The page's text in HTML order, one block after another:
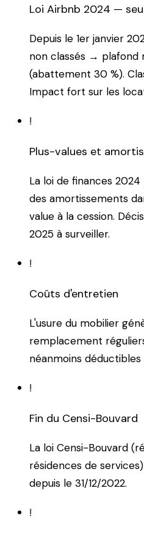
Loi Airbnb 2024 —
Depuis le 1er janvier
non classés → plafond
(abattement 30 %).
Impact fort sur les
!
Plus-values et
La loi de finances
des amortissements
value à la cession.
2025 à surveiller.
!
Coûts d'entretien
L'usure du mobilier
remplacement
néanmoins déductibles
!
Fin du Censi-Bouvard
La loi Censi-Bouvard
résidences de
depuis le 31/12/2022.
!